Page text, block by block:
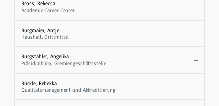
Bross, Rebecca
Academic Career Center
Burgmaier, Antje
Haushalt, Drittmittel
Burgstahler, Angelika
Präsidialbüro, Gremiengeschäftsstelle
Bürkle, Rebekka
Qualitätsmanagement und Akkreditierung